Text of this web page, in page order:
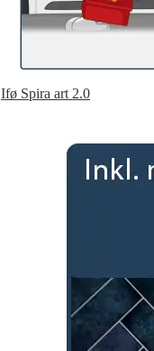
Ifø Spira art 2.0